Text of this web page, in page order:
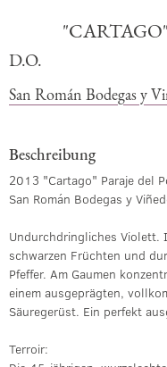
D.O.
San Román Bodegas y
Beschreibung
2013 "Cartago" Paraje del
San Román Bodegas y
Undurchdringliches Violett.
schwarzen Früchten und
Pfeffer. Am Gaumen
einem ausgeprägten,
Säuregerüst. Ein perfekt
Terroir: